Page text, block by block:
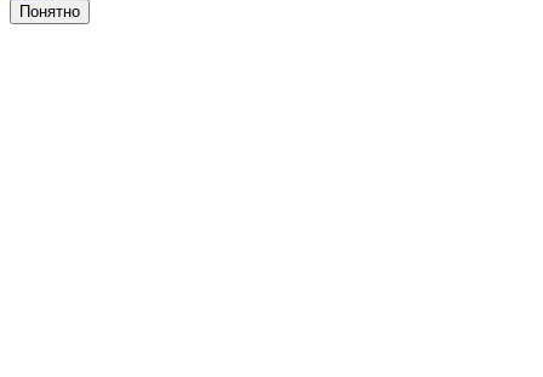
Понятно